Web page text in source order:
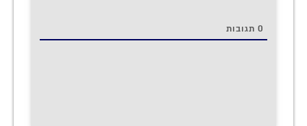
0 תגובות